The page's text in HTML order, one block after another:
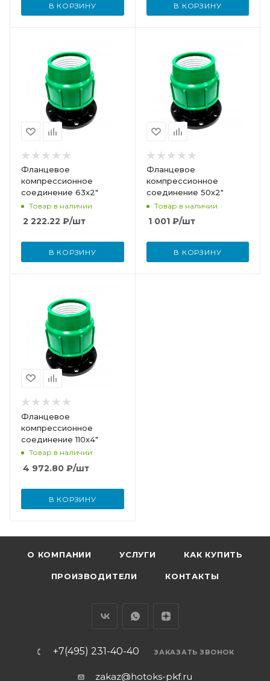
В КОРЗИНУ В КОРЗИНУ
Фланцевое
компрессионное
соединение 63х2"
Товар в наличии
2 222.22 ₽/шт
В КОРЗИНУ
Фланцевое
компрессионное
соединение 50х2"
Товар в наличии
1 001₽/шт
В КОРЗИНУ
Фланцевое
компрессионное
соединение 110х4"
Товар в наличии
4 972.80 ₽/шт
В КОРЗИНУ
О КОМПАНИИ УСЛУГИ КАК КУПИТЬ
ПРОИЗВОДИТЕЛИ КОНТАКТЫ
+7(495) 231-40-40 ЗАКАЗАТЬ ЗВОНОК
zakaz@hotoks-pkf.ru